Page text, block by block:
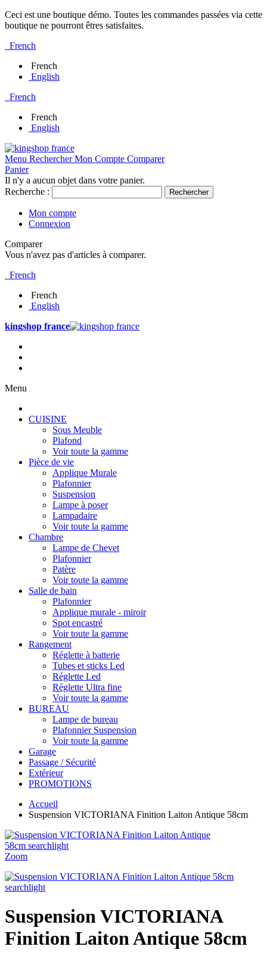
Ceci est une boutique démo. Toutes les commandes passées via cette
boutique ne pourront êtres satisfaites.
French
French
English
French
French
English
Menu Rechercher Mon Compte Comparer
Panier
Il n'y a aucun objet dans votre panier.
Recherche :
Rechercher
Mon compte
Connexion
Comparer
Vous n'avez pas d'articles à comparer.
French
French
English
kingshop france
Menu
CUISINE
Sous Meuble
Plafond
Voir toute la gamme
Pièce de vie
Applique Murale
Plafonnier
Suspension
Lampe à poser
Lampadaire
Voir toute la gamme
Chambre
Lampe de Chevet
Plafonnier
Patère
Voir toute la gamme
Salle de bain
Plafonnier
Applique murale - miroir
Spot encastré
Voir toute la gamme
Rangement
Réglette à batterie
Tubes et sticks Led
Réglette Led
Réglette Ultra fine
Voir toute la gamme
BUREAU
Lampe de bureau
Plafonnier Suspension
Voir toute la gamme
Garage
Passage / Sécurité
Extérieur
PROMOTIONS
Accueil
Suspension VICTORIANA Finition Laiton Antique 58cm
Zoom
Suspension VICTORIANA
Finition Laiton Antique 58cm